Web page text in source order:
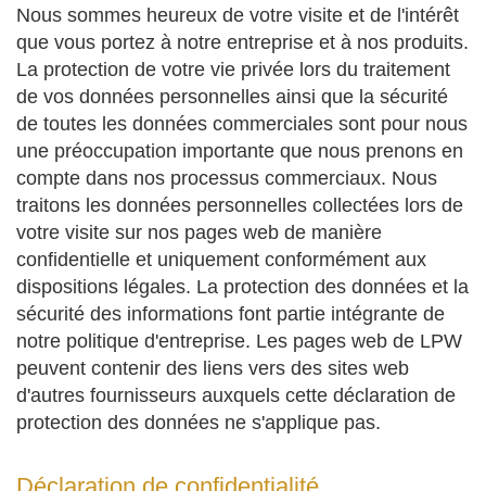
Nous sommes heureux de votre visite et de l'intérêt
que vous portez à notre entreprise et à nos produits.
La protection de votre vie privée lors du traitement
de vos données personnelles ainsi que la sécurité
de toutes les données commerciales sont pour nous
une préoccupation importante que nous prenons en
compte dans nos processus commerciaux. Nous
traitons les données personnelles collectées lors de
votre visite sur nos pages web de manière
confidentielle et uniquement conformément aux
dispositions légales. La protection des données et la
sécurité des informations font partie intégrante de
notre politique d'entreprise. Les pages web de LPW
peuvent contenir des liens vers des sites web
d'autres fournisseurs auxquels cette déclaration de
protection des données ne s'applique pas.